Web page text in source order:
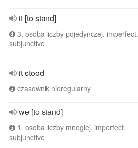
it [to stand]
3. osoba liczby pojedynczej, imperfect,
subjunctive
it stood
czasownik nieregularny
we [to stand]
1. osoba liczby mnogiej, imperfect,
subjunctive